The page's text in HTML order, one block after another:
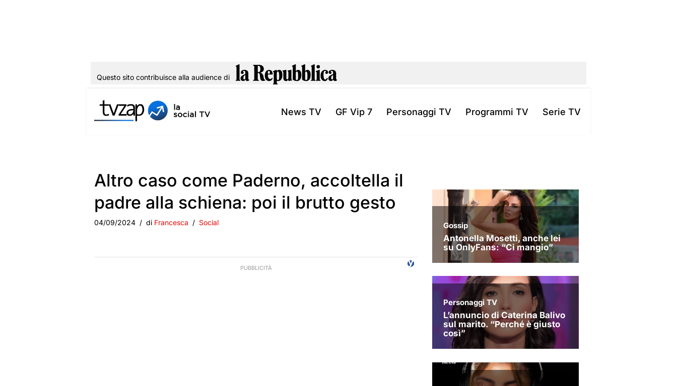
al
Questo sito contribuisce alla audience di
News TV GF Vip 7 Personaggi TV Programmi TV Serie TV
Altro caso come Paderno, accoltella il
padre alla schiena: poi il brutto gesto
04/09/2024 di Francesca Social